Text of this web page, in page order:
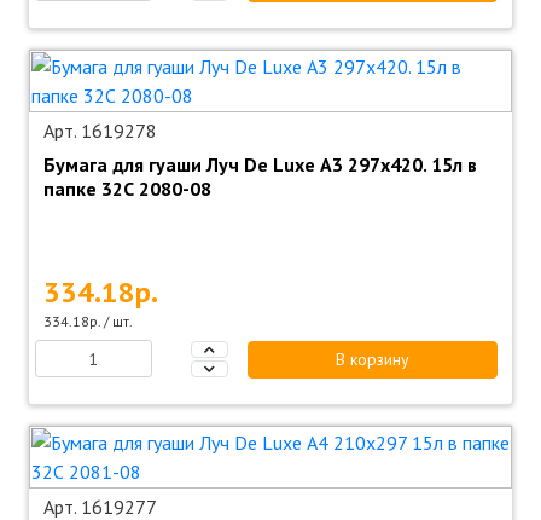
Арт. 1619278
Бумага для гуаши Луч De Luxe А3 297x420. 15л в
папке 32С 2080-08
334.18р.
334.18р. / шт.
В корзину
Арт. 1619277